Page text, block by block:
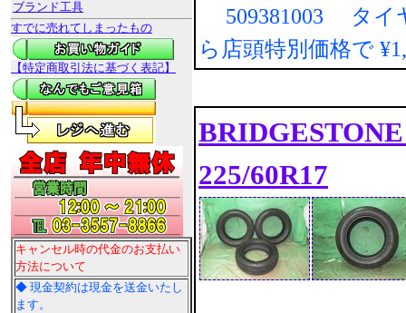
ブランド工具
すでに売れてしまったもの
【特定商取引法に基づく表記】
キャンセル時の代金のお支払い
方法について
◆ 現金契約は現金を送金いたし
ます。
509381003 タイ
ら店頭特別価格で
225/60R17